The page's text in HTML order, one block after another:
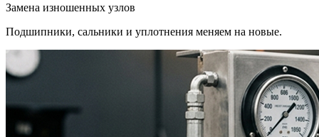
Замена изношенных узлов
Подшипники, сальники и уплотнения меняем на новые.